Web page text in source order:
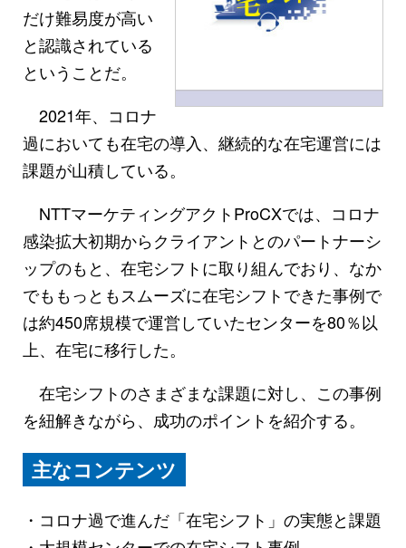
だけ難易度が高い
と認識されている
ということだ。
2021年、コロナ
過においても在宅の導入、継続的な在宅運営には
課題が山積している。
NTTマーケティングアクトProCXでは、コロナ
感染拡大初期からクライアントとのパートナーシ
ップのもと、在宅シフトに取り組んでおり、なか
でももっともスムーズに在宅シフトできた事例で
は約450席規模で運営していたセンターを80％以
上、在宅に移行した。
在宅シフトのさまざまな課題に対し、この事例
を紐解きながら、成功のポイントを紹介する。
主なコンテンツ
・コロナ過で進んだ「在宅シフト」の実態と課題